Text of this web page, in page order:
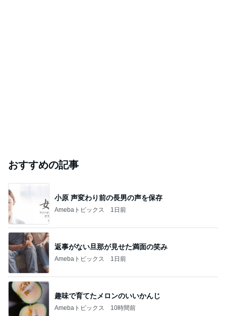
おすすめの記事
小原 声変わり前の長男の声を保存
Amebaトピックス 1日前
返事がない旦那が見せた満面の笑み
Amebaトピックス 1日前
趣味で育てたメロンのいいかんじ
Amebaトピックス 10時間前